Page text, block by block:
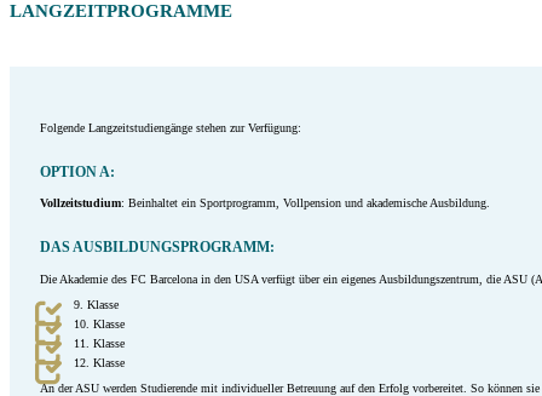
LANGZEITPROGRAMME
Folgende Langzeitstudiengänge stehen zur Verfügung:
OPTION A:
Vollzeitstudium: Beinhaltet ein Sportprogramm, Vollpension und akademische Ausbildung.
DAS AUSBILDUNGSPROGRAMM:
Die Akademie des FC Barcelona in den USA verfügt über ein eigenes Ausbildungszentrum, die ASU
9. Klasse
10. Klasse
11. Klasse
12. Klasse
An der ASU werden Studierende mit individueller Betreuung auf den Erfolg vorbereitet. So können